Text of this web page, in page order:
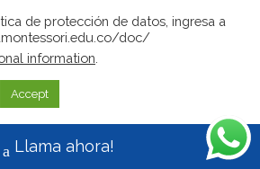
de protección de datos, ingresa a
doc/
information
Accept
Llama ahora!